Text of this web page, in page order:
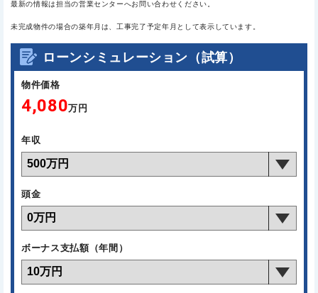
最新の情報は担当の営業センターへお問い合わせください。
未完成物件の場合の築年月は、工事完了予定年月として表示しています。
ローンシミュレーション（試算）
物件価格
4,080万円
年収
頭金
ボーナス支払額（年間）